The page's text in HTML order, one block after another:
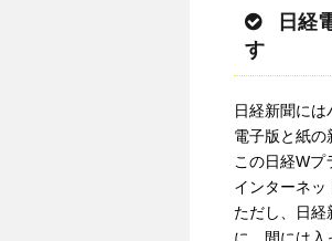
日経
す
日経新聞には
電子版と紙の
この日経Wプ
インターネッ
ただし、日